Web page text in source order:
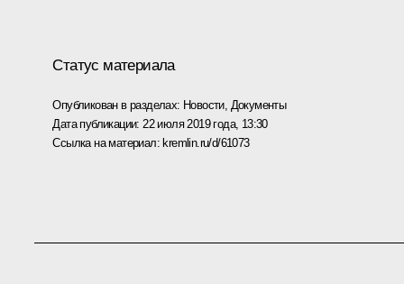
Статус материала
Опубликован в разделах: Новости, Документы
Дата публикации: 22 июля 2019 года, 13:30
Ссылка на материал: kremlin.ru/d/61073